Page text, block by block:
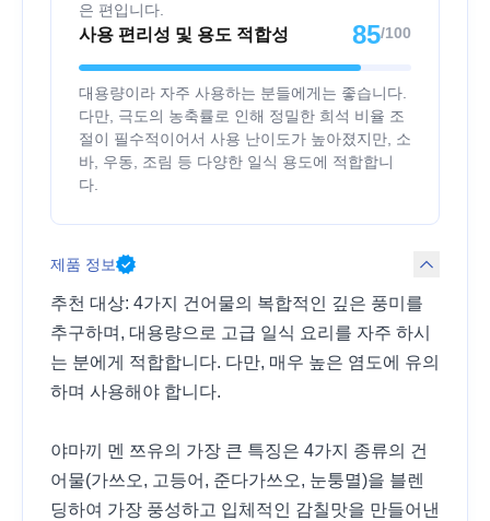
은 편입니다.
사용 편리성 및 용도 적합성 85/100
대용량이라 자주 사용하는 분들에게는 좋습니다.
다만, 극도의 농축률로 인해 정밀한 희석 비율 조
절이 필수적이어서 사용 난이도가 높아졌지만, 소
바, 우동, 조림 등 다양한 일식 용도에 적합합니
다.
제품 정보
추천 대상: 4가지 건어물의 복합적인 깊은 풍미를
추구하며, 대용량으로 고급 일식 요리를 자주 하시
는 분에게 적합합니다. 다만, 매우 높은 염도에 유의
하며 사용해야 합니다.
야마끼 멘 쯔유의 가장 큰 특징은 4가지 종류의 건
어물(가쓰오, 고등어, 준다가쓰오, 눈퉁멸)을 블렌
딩하여 가장 풍성하고 입체적인 감칠맛을 만들어낸